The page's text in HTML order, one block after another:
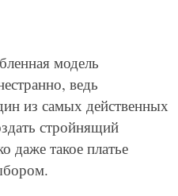
модель
ведь
из самых действенных
стройнящий
даже такое платье